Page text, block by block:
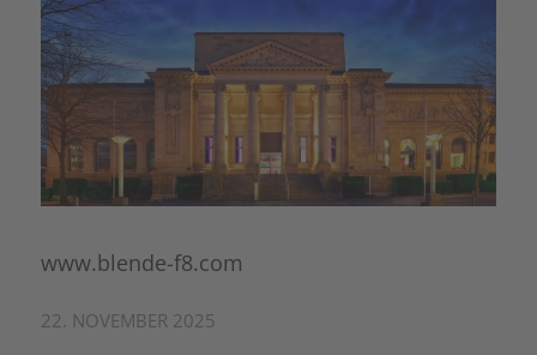
www.blende-f8.com
22. NOVEMBER 2025